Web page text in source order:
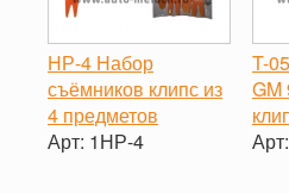
НР-4 Набор
съёмников клипс из
4 предметов
Арт: 1НР-4
T-
GM
Арт: